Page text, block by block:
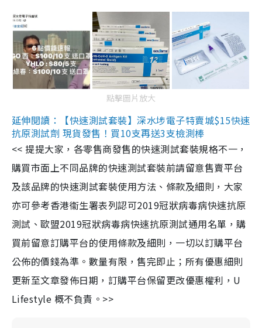
點擊圖片放大
延伸閱讀：【快速測試套裝】深水埗電子特賣城$15快速
抗原測試劑 現貨發售！買10支再送3支檢測棒
<< 提提大家，各零售商發售的快速測試套裝規格不一，
購買市面上不同品牌的快速測試套裝前請留意售賣平台
及該品牌的快速測試套裝使用方法、條款及細則，大家
亦可參考香港衞生署表列認可2019冠狀病毒病快速抗原
測試、歐盟2019冠狀病毒病快速抗原測試通用名單，購
買前留意訂購平台的使用條款及細則，一切以訂購平台
公佈的價錢為準。數量有限，售完即止；所有優惠細則
更新至文章發佈日期，訂購平台保留更改優惠權利，U
Lifestyle 概不負責。>>